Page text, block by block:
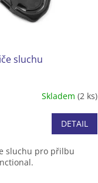
sluchu
Skladem (2 ks)
DETAIL
sluchu pro přilbu